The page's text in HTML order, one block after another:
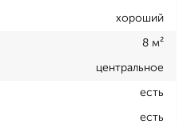
хороший
8 м²
центральное
есть
есть